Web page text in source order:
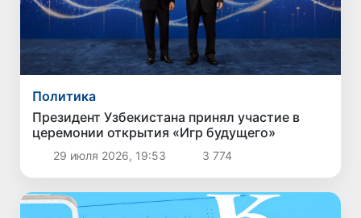
Политика
Президент Узбекистана принял участие в
церемонии открытия «Игр будущего»
29 июля 2026, 19:53 3 774